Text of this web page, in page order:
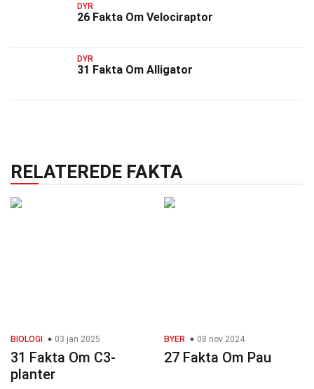
DYR
26 Fakta Om Velociraptor
DYR
31 Fakta Om Alligator
RELATEREDE FAKTA
BIOLOGI 03 jan 2025
31 Fakta Om C3-
planter
BYER 08 nov 2024
27 Fakta Om Pau